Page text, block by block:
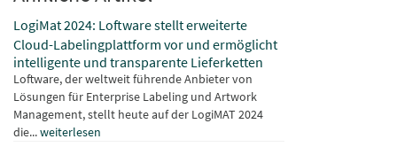
LogiMat 2024: Loftware stellt erweiterte
Cloud-Labelingplattform vor und ermöglicht
intelligente und transparente Lieferketten
Loftware, der weltweit führende Anbieter von
Lösungen für Enterprise Labeling und Artwork
Management, stellt heute auf der LogiMAT 2024
die...weiterlesen